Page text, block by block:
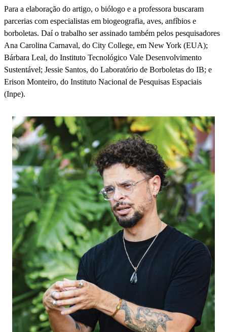
Para a elaboração do artigo, o biólogo e a professora buscaram
parcerias com especialistas em biogeografia, aves, anfíbios e
borboletas. Daí o trabalho ser assinado também pelos pesquisadores
Ana Carolina Carnaval, do City College, em New York (EUA);
Bárbara Leal, do Instituto Tecnológico Vale Desenvolvimento
Sustentável; Jessie Santos, do Laboratório de Borboletas do IB; e
Erison Monteiro, do Instituto Nacional de Pesquisas Espaciais
(Inpe).